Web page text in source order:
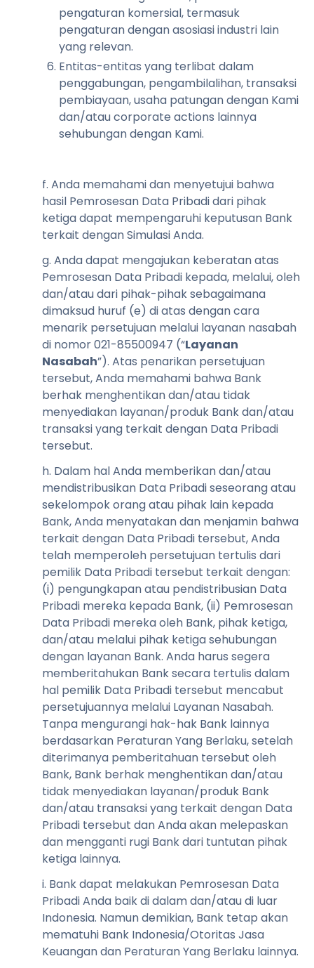
pengaturan komersial, termasuk
pengaturan dengan asosiasi industri lain
yang relevan.
Entitas-entitas yang terlibat dalam
penggabungan, pengambilalihan, transaksi
pembiayaan, usaha patungan dengan Kami
dan/atau corporate actions lainnya
sehubungan dengan Kami.
f. Anda memahami dan menyetujui bahwa
hasil Pemrosesan Data Pribadi dari pihak
ketiga dapat mempengaruhi keputusan Bank
terkait dengan Simulasi Anda.
g. Anda dapat mengajukan keberatan atas
Pemrosesan Data Pribadi kepada, melalui, oleh
dan/atau dari pihak-pihak sebagaimana
dimaksud huruf (e) di atas dengan cara
menarik persetujuan melalui layanan nasabah
di nomor 021-85500947 (“Layanan
Nasabah”). Atas penarikan persetujuan
tersebut, Anda memahami bahwa Bank
berhak menghentikan dan/atau tidak
menyediakan layanan/produk Bank dan/atau
transaksi yang terkait dengan Data Pribadi
tersebut.
h. Dalam hal Anda memberikan dan/atau
mendistribusikan Data Pribadi seseorang atau
sekelompok orang atau pihak lain kepada
Bank, Anda menyatakan dan menjamin bahwa
terkait dengan Data Pribadi tersebut, Anda
telah memperoleh persetujuan tertulis dari
pemilik Data Pribadi tersebut terkait dengan:
(i) pengungkapan atau pendistribusian Data
Pribadi mereka kepada Bank, (ii) Pemrosesan
Data Pribadi mereka oleh Bank, pihak ketiga,
dan/atau melalui pihak ketiga sehubungan
dengan layanan Bank. Anda harus segera
memberitahukan Bank secara tertulis dalam
hal pemilik Data Pribadi tersebut mencabut
persetujuannya melalui Layanan Nasabah.
Tanpa mengurangi hak-hak Bank lainnya
berdasarkan Peraturan Yang Berlaku, setelah
diterimanya pemberitahuan tersebut oleh
Bank, Bank berhak menghentikan dan/atau
tidak menyediakan layanan/produk Bank
dan/atau transaksi yang terkait dengan Data
Pribadi tersebut dan Anda akan melepaskan
dan mengganti rugi Bank dari tuntutan pihak
ketiga lainnya.
i. Bank dapat melakukan Pemrosesan Data
Pribadi Anda baik di dalam dan/atau di luar
Indonesia. Namun demikian, Bank tetap akan
mematuhi Bank Indonesia/Otoritas Jasa
Keuangan dan Peraturan Yang Berlaku lainnya.